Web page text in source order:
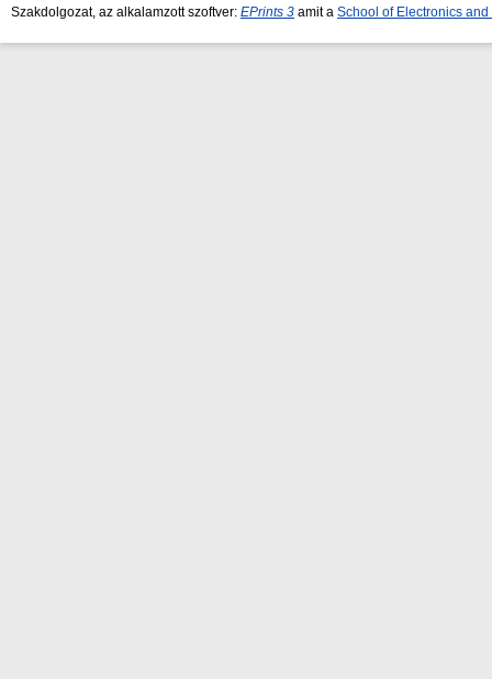
Szakdolgozat, az alkalamzott szoftver: EPrints 3 amit a School of Electronics